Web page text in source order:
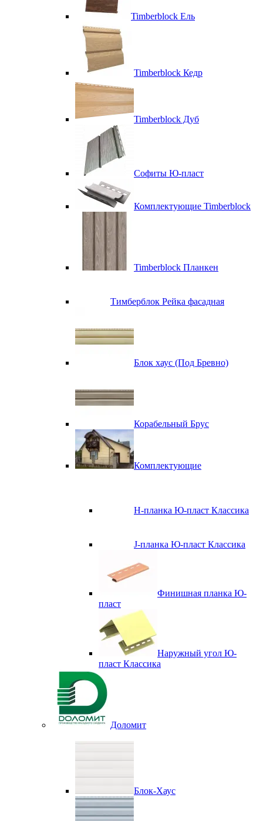
Timberblock Ель
Timberblock Кедр
Timberblock Дуб
Софиты Ю-пласт
Комплектующие Timberblock
Timberblock Планкен
Тимберблок Рейка фасадная
Блок хаус (Под Бревно)
Корабельный Брус
Комплектующие
H-планка Ю-пласт Классика
J-планка Ю-пласт Классика
Финишная планка Ю-
пласт
Наружный угол Ю-
пласт Классика
Доломит
Блок-Хаус